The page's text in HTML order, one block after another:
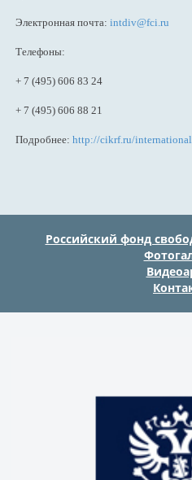
Электронная почта: intdiv@fci.ru
Телефоны:
+ 7 (495) 606 83 24
+ 7 (495) 606 88 21
Подробнее: http://cikrf.ru/
Российский фонд